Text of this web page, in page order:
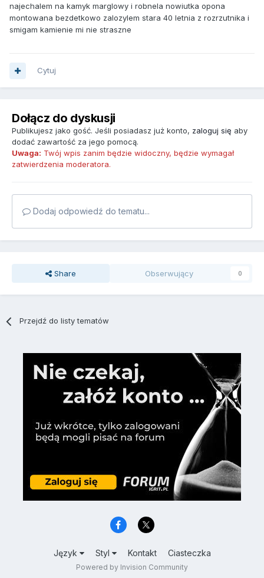
najechalem na kamyk marglowy i robnela nowiutka opona
montowana bezdetkowo zalozylem stara 40 letnia z rozrzutnika i
smigam kamienie mi nie straszne
Cytuj
Dołącz do dyskusji
Publikujesz jako gość. Jeśli posiadasz już konto, zaloguj się aby
dodać zawartość za jego pomocą.
Uwaga: Twój wpis zanim będzie widoczny, będzie wymagał
zatwierdzenia moderatora.
Dodaj odpowiedź do tematu...
Share Obserwujący 0
Przejdź do listy tematów
Język Styl Kontakt Ciasteczka
Powered by Invision Community